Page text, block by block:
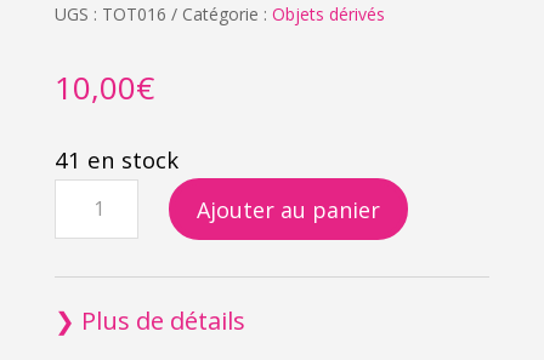
UGS : TOT016 Catégorie : Objets dérivés
10,00€
41 en stock
quantité
de
Tote
bag
Classic
Ajouter au panier
❯ Plus de détails